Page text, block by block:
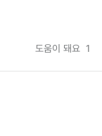
도움이 돼요 1